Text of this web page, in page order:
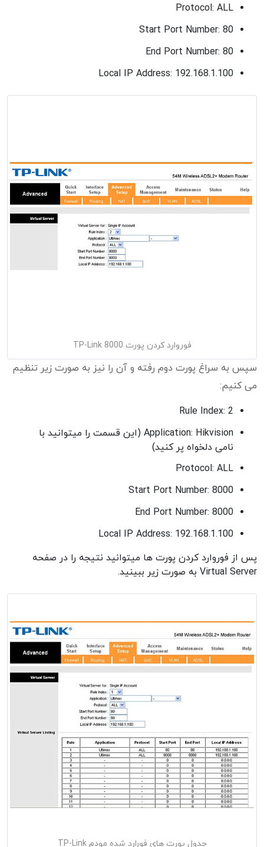
Protocol: ALL
Start Port Number: 80
End Port Number: 80
Local IP Address: 192.168.1.100
فوروارد کردن پورت 8000 TP-Link
سپس به سراغ پورت دوم رفته و آن را نیز به صورت زیر تنظیم
می کنیم:
Rule Index: 2
Application: Hikvision (این قسمت را میتوانید با
نامی دلخواه پر کنید)
Protocol: ALL
Start Port Number: 8000
End Port Number: 8000
Local IP Address: 192.168.1.100
پس از فوروارد کردن پورت ها میتوانید نتیجه را در صفحه
Virtual Server به صورت زیر ببینید.
جدول پورت های فورارد شده مودم TP-Link